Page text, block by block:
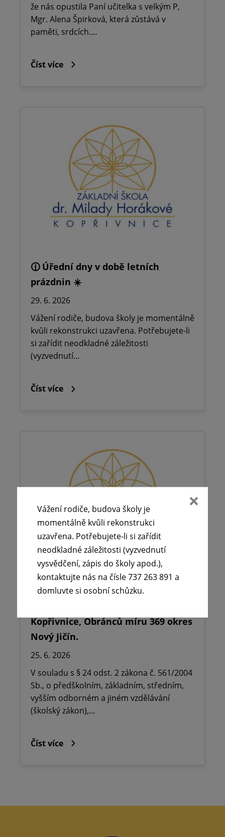
že nás opustila Paní učitelka s velkým P,
Mgr. Alena Špirková, která zůstává v
paměti, srdcích.…
Číst více
🕧 Úřední dny v době letních
prázdnin ☀️
29. 6. 2026
Vážení rodiče, budova školy je momentálně
kvůli rekonstrukci uzavřena. Potřebujete-li
si zařídit neodkladné záležitosti
(vyzvednutí…
Číst více
🪧Oznámení o udělení ředitelského
Kopřivnice, Obránců míru 369 okres
Nový Jičín.
25. 6. 2026
V souladu s § 24 odst. 2 zákona č. 561/2004
Sb., o předškolním, základním, středním,
vyšším odborném a jiném vzdělávání
(školský zákon),…
Číst více
Vážení rodiče, budova školy je
momentálně kvůli rekonstrukci
uzavřena. Potřebujete-li si zařídit
neodkladné záležitosti (vyzvednutí
vysvědčení, zápis do školy apod.),
kontaktujte nás na čísle 737 263 891 a
domluvte si osobní schůzku.